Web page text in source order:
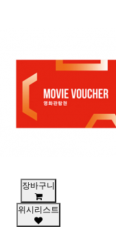
장바구니
위시리스트